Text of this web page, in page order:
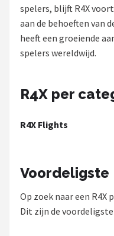
Dartshop
POPULAIRE MERKEN
Target
Winmau
ABC Darts
Mission
spelers, blijft R4X
aan de behoeften van
heeft een groeiende
spelers wereldwijd.
R4X per
R4X Flights
Voordeligste
Op zoek naar een R4X
Dit zijn de